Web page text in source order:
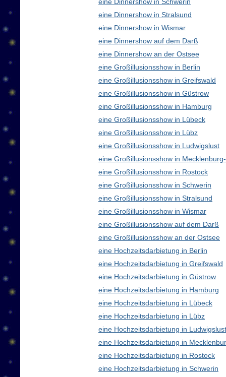
eine Dinnershow in Schwerin
eine Dinnershow in Stralsund
eine Dinnershow in Wismar
eine Dinnershow auf dem Darß
eine Dinnershow an der Ostsee
eine Großillusionsshow in Berlin
eine Großillusionsshow in Greifswald
eine Großillusionsshow in Güstrow
eine Großillusionsshow in Hamburg
eine Großillusionsshow in Lübeck
eine Großillusionsshow in Lübz
eine Großillusionsshow in Ludwigslust
eine Großillusionsshow in
eine Großillusionsshow in Rostock
eine Großillusionsshow in Schwerin
eine Großillusionsshow in Stralsund
eine Großillusionsshow in Wismar
eine Großillusionsshow auf dem Darß
eine Großillusionsshow an der Ostsee
eine Hochzeitsdarbietung in Berlin
eine Hochzeitsdarbietung in Greifswald
eine Hochzeitsdarbietung in Güstrow
eine Hochzeitsdarbietung in Hamburg
eine Hochzeitsdarbietung in Lübeck
eine Hochzeitsdarbietung in Lübz
eine Hochzeitsdarbietung in Ludwigslust
eine Hochzeitsdarbietung in
eine Hochzeitsdarbietung in Rostock
eine Hochzeitsdarbietung in Schwerin